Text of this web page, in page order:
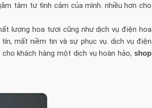
tâm tư tình cảm của mình. nhiều hơn cho
lượng hoa tươi cũng như dịch vụ điện hoa
mất niềm tin và sự phục vụ. dịch vụ điện
khách hàng một dịch vụ hoàn hảo, shop